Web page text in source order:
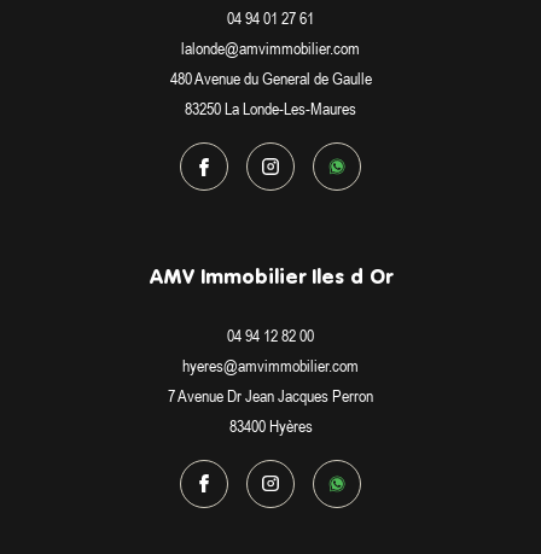
04 94 01 27 61
lalonde@amvimmobilier.com
480 Avenue du General de Gaulle
83250 La Londe-Les-Maures
AMV Immobilier Iles d Or
04 94 12 82 00
hyeres@amvimmobilier.com
7 Avenue Dr Jean Jacques Perron
83400
Hyères